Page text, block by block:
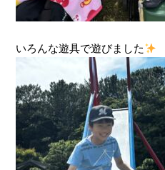
いろんな遊具で遊びました